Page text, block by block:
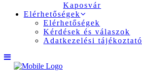
Kaposvár
Elérhetőségek
Elérhetőségek
Kérdések és válaszok
Adatkezelési tájékoztató